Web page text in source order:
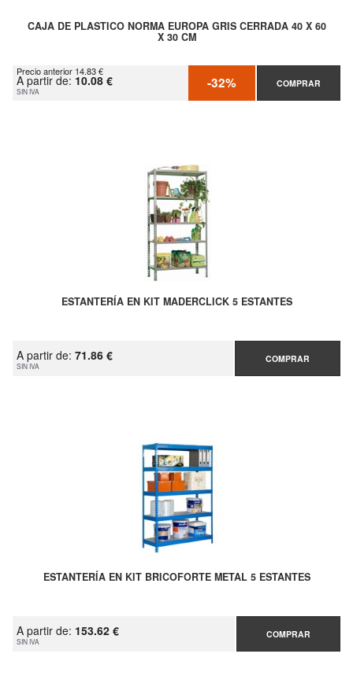
CAJA DE PLASTICO NORMA EUROPA GRIS CERRADA 40 X 60
X 30 CM
Precio anterior 14.83 €
A partir de: 10.08 €
SIN IVA -32% COMPRAR
ESTANTERÍA EN KIT MADERCLICK 5 ESTANTES
A partir de: 71.86 €
SIN IVA
COMPRAR
ESTANTERÍA EN KIT BRICOFORTE METAL 5 ESTANTES
A partir de: 153.62 €
SIN IVA
COMPRAR